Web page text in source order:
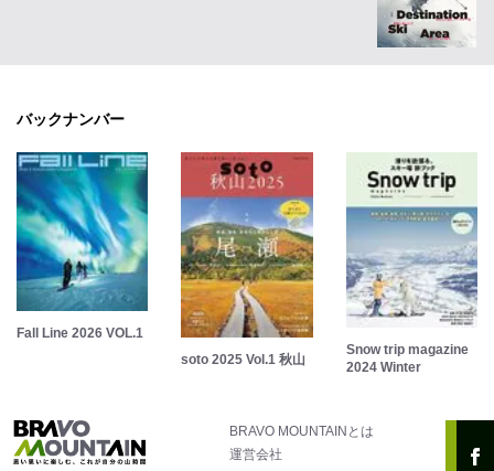
バックナンバー
Fall Line 2026 VOL.1
soto 2025 Vol.1 秋山
Snow trip magazine
2024 Winter
BRAVO MOUNTAINとは
運営会社